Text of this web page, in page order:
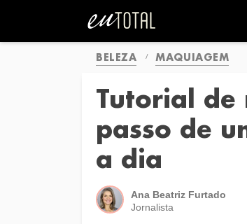
BELEZA MAQUIAGEM
Tutorial de
passo de
a dia
Ana Beatriz Furtado
Jornalista